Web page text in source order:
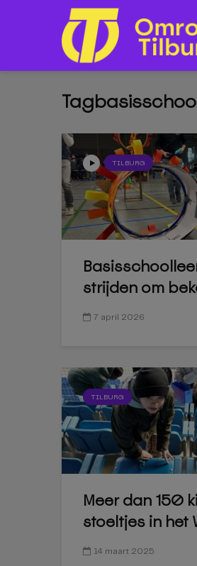
TILBURG
strijden om
7 april 2026
TILBURG
Meer dan 150
stoeltjes in het
14 maart 2025